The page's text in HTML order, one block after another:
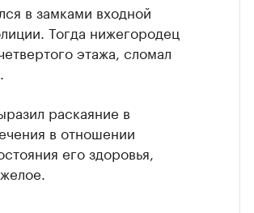
в замками входной
Тогда нижегородец
этажа, сломал
раскаяние в
в отношении
его здоровья,